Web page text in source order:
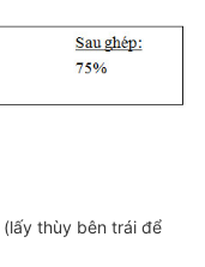
(lấy thùy bên trái để